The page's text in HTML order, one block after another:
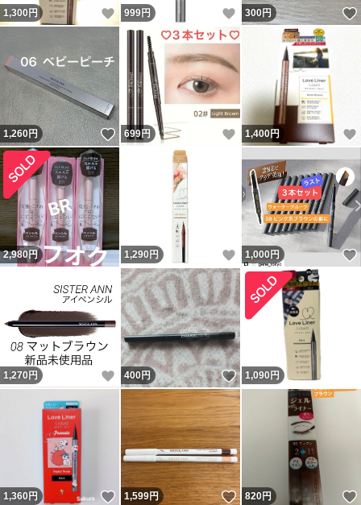
1,300 円 いいね！
999円 いいね！
300円
1,260円 いいね！
699円 いいね！
1,400円
2,980 円 1,290 円 いいね！
1,000円
1,270 円 いいね！
400円 いいね！
1,090 円
1,360円 いいね！
1,599円 いいね！
820円